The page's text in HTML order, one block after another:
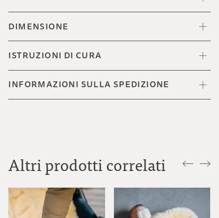
DIMENSIONE
ISTRUZIONI DI CURA
INFORMAZIONI SULLA SPEDIZIONE
Altri prodotti correlati